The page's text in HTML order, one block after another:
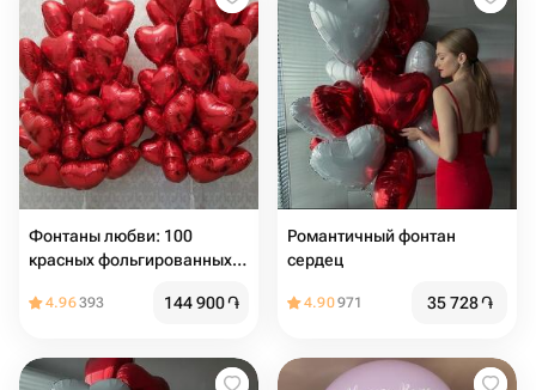
Фонтаны любви: 100
красных фольгированных
4.96393 144 900֏
Романтичный фонтан
сердец
4.90971 35 728֏